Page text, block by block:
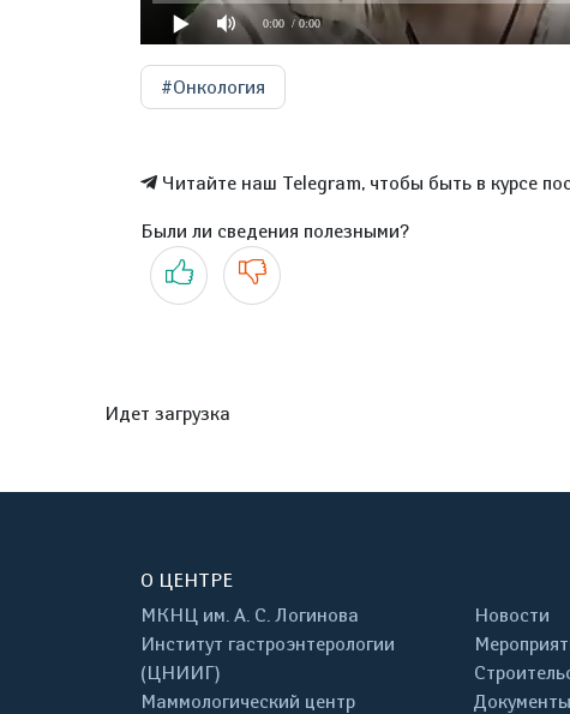
0:00 / 0:00
#Онкология
Читайте наш Telegram, чтобы быть в курсе
Были ли сведения полезными?
Да
Идет загрузка
О ЦЕНТРЕ
МКНЦ им. А. С. Логинова
Институт гастроэнтерологии
(ЦНИИГ)
Маммологический центр
Новости
Документы